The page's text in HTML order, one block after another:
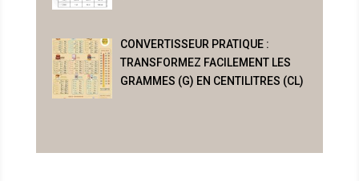
CONVERTISSEUR PRATIQUE :
TRANSFORMEZ FACILEMENT LES
GRAMMES (G) EN CENTILITRES (CL)